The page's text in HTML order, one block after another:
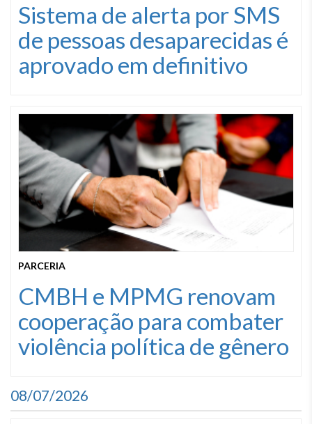
Sistema de alerta por SMS
de pessoas desaparecidas é
aprovado em definitivo
PARCERIA
CMBH e MPMG renovam
cooperação para combater
violência política de gênero
08/07/2026